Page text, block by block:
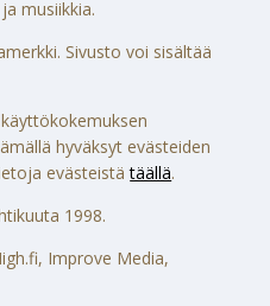
musiikkia.
Sivusto voi sisältää
hyväksyt evästeiden
evästeistätäällä.
1998.
Improve Media,